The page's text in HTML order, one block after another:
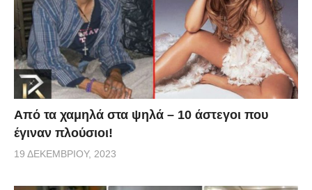
Από τα χαμηλά στα ψηλά – 10 άστεγοι που
έγιναν πλούσιοι!
19 ΔΕΚΕΜΒΡΊΟΥ, 2023